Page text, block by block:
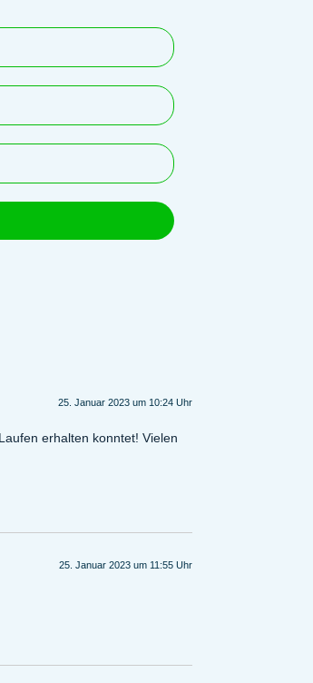
25. Januar 2023 um 10:24 Uhr
erhalten konntet! Vielen
25. Januar 2023 um 11:55 Uhr